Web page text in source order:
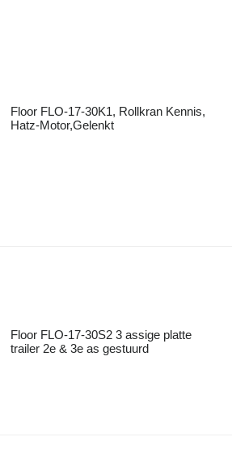
Floor FLO-17-30K1, Rollkran Kennis,
Hatz-Motor,Gelenkt
Floor FLO-17-30S2 3 assige platte
trailer 2e & 3e as gestuurd